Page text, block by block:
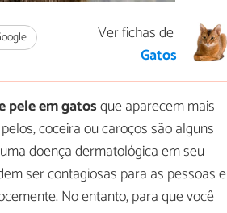
Ver fichas de
Gatos
pele em gatosque aparecem mais
coceira ou caroços são alguns
doença dermatológica em seu
ser contagiosas para as pessoas e
No entanto, para que você